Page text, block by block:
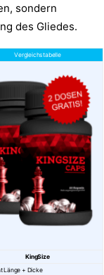
sondern
des Gliedes.
Vergleichstabelle
KingSize
Länge + Dicke